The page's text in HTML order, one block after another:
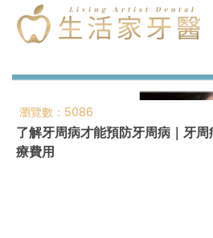
瀏覽數：5086
了解牙周病才能預防牙周病｜牙
療費用